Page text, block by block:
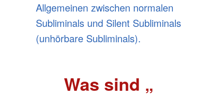
Allgemeinen zwischen normalen
Subliminals und Silent Subliminals
(unhörbare Subliminals).
Was sind „